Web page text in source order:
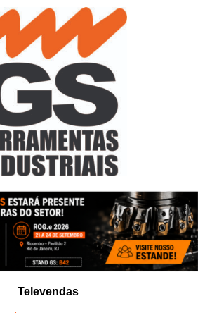
Televendas